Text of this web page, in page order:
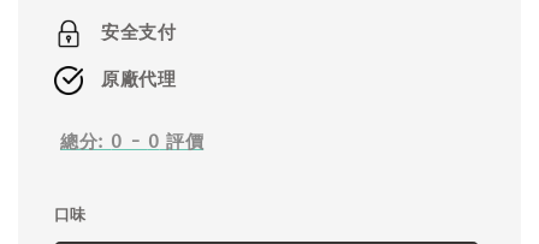
price
安全支付
原廠代理
總分: 0 - 0 評價
口味